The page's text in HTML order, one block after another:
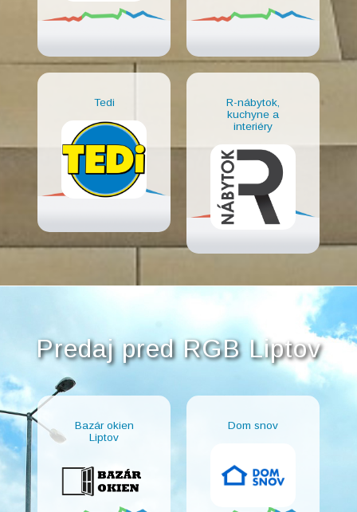
Tedi
R-nábytok,
kuchyne a
interiéry
Predaj pred RGB Liptov
Bazár okien
Liptov
Dom snov